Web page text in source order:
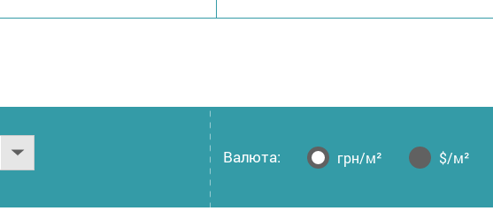
Валюта: грн/м² $/м²